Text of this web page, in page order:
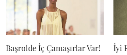
Başrolde İç Çamaşırlar Var! İyi